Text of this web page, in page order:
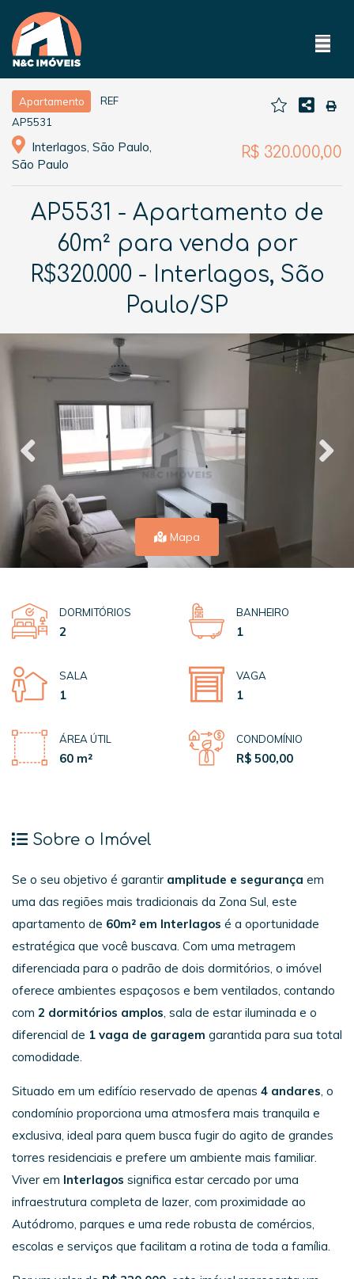
Apartamento
REF
AP5531
Interlagos, São Paulo,
São Paulo
R$ 320.000,00
AP5531 - Apartamento de
60m² para venda por
R$320.000 - Interlagos, São
Paulo/SP
Mapa
DORMITÓRIOS
2
BANHEIRO
1
SALA
1
VAGA
1
ÁREA ÚTIL
60 m²
CONDOMÍNIO
R$ 500,00
Sobre o Imóvel
Se o seu objetivo é garantir amplitude e segurança em
uma das regiões mais tradicionais da Zona Sul, este
apartamento de 60m² em Interlagos é a oportunidade
estratégica que você buscava. Com uma metragem
diferenciada para o padrão de dois dormitórios, o imóvel
oferece ambientes espaçosos e bem ventilados, contando
com 2 dormitórios amplos, sala de estar iluminada e o
diferencial de 1 vaga de garagem garantida para sua total
comodidade.
Situado em um edifício reservado de apenas 4 andares, o
condomínio proporciona uma atmosfera mais tranquila e
exclusiva, ideal para quem busca fugir do agito de grandes
torres residenciais e prefere um ambiente mais familiar.
Viver em Interlagos significa estar cercado por uma
infraestrutura completa de lazer, com proximidade ao
Autódromo, parques e uma rede robusta de comércios,
escolas e serviços que facilitam a rotina de toda a família.